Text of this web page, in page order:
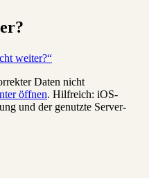
weiter?“
Daten nicht
öffnen. Hilfreich: iOS-
und der genutzte Server-